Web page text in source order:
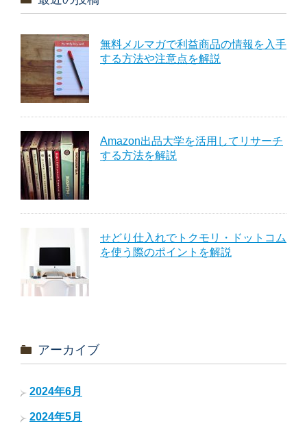
無料メルマガで利益商品の情報を入手
する方法や注意点を解説
Amazon出品大学を活用してリサーチ
する方法を解説
せどり仕入れでトクモリ・ドットコム
を使う際のポイントを解説
アーカイブ
2024年6月
2024年5月